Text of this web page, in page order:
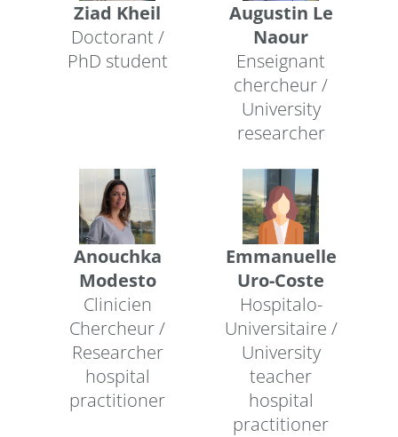
Ziad Kheil
Doctorant /
PhD student
Augustin Le
Naour
Enseignant
chercheur /
University
researcher
Anouchka
Modesto
Clinicien
Chercheur /
Researcher
hospital
practitioner
Emmanuelle
Uro-Coste
Hospitalo-
Universitaire /
University
teacher
hospital
practitioner